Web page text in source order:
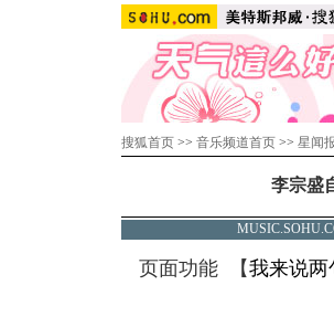
搜狐首页 >> 音乐频道首页 >> 星闻
李宗盛
页面功能 【我来说两